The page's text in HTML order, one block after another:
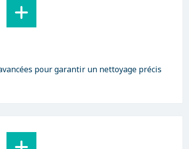
pour garantir un nettoyage précis